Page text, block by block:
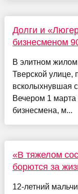
Долги и
бизнесменом
В элитном
Тверской улице,
всколыхнувшая
Вечером 1 марта
бизнесмена, м...
«В тяжелом
борются за
12-летний